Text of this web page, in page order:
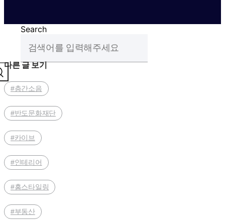
Search
다른 글 보기
#층간소음
#반도문화재단
#카이브
#인테리어
#홈스타일링
#부동산